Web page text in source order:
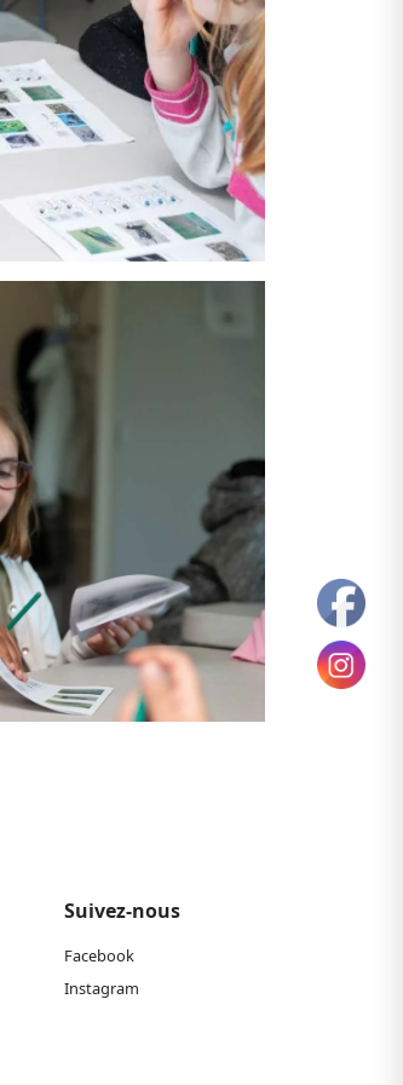
Suivez-nous
Facebook
Instagram